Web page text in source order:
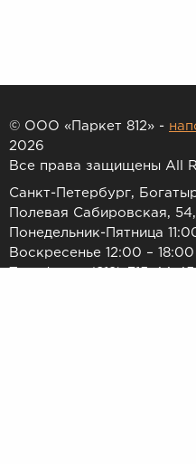
© ООО «Паркет 812» -
2026
Все права защищены All
Санкт-Петербург,
Полевая Сабировская,
Понедельник-Пятница
Воскресенье 12:00 – 18:00